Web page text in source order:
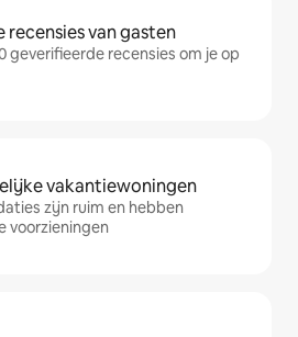
van gasten
geverifieerde recensies om je op
vakantiewoningen
zijn ruim en hebben
voorzieningen